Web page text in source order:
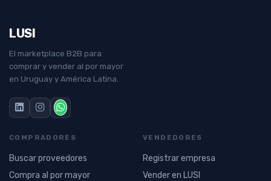
LUSI
El marketplace B2B para
comprar y vender al por mayor
en Uruguay y América Latina.
COMPRADORES
Buscar proveedores
Compra al por mayor
VENDEDORES
Registrar empresa
Vender en LUSI